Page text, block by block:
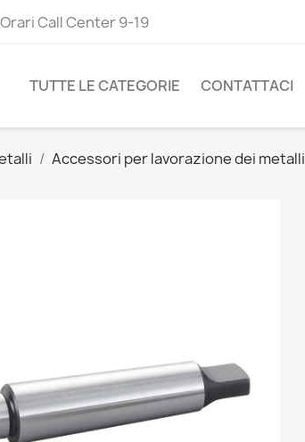
Call Center 9-19
TUTTE LE CATEGORIE CONTATTACI
Accessori per lavorazione dei metalli